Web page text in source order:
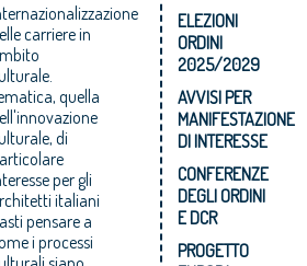
carriere in
quella
di
per gli
italiani
pensare a
i processi
ELEZIONI
ORDINI
2025/2029
AVVISI PER
MANIFESTAZIONE
DI INTERESSE
CONFERENZE
DEGLI ORDINI
E DCR
PROGETTO